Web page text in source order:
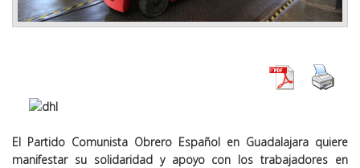
El Partido Comunista Obrero Español en Guadalajara quiere
manifestar su solidaridad y apoyo con los trabajadores en